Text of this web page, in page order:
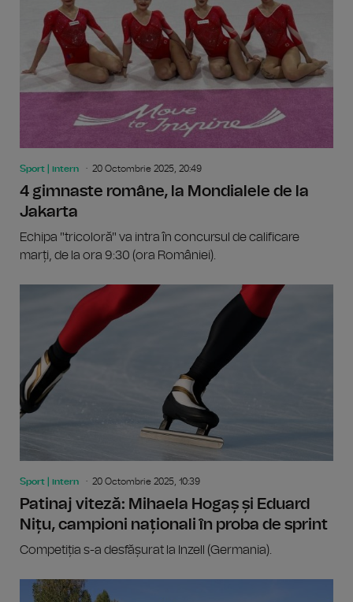
Sport | intern 20 Octombrie 2025, 20:49
4 gimnaste române, la Mondialele de la
Jakarta
Echipa "tricoloră" va intra în concursul de calificare
marți, de la ora 9:30 (ora României).
Sport | intern 20 Octombrie 2025, 10:39
Patinaj viteză: Mihaela Hogaș și Eduard
Nițu, campioni naționali în proba de sprint
Competiția s-a desfășurat la Inzell (Germania).